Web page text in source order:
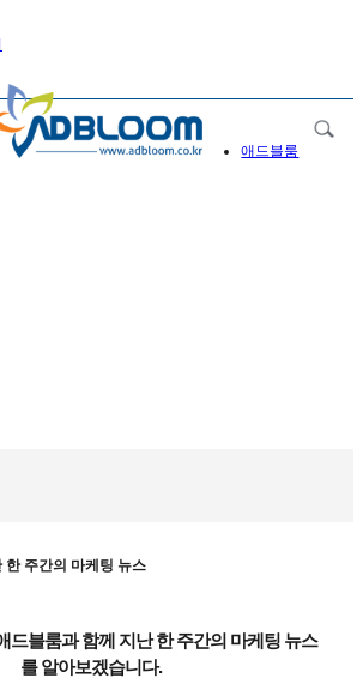
애드블룸
한 주간의 마케팅 뉴스
드블룸과 함께 지난 한 주간의 마케팅 뉴스
를 알아보겠습니다.